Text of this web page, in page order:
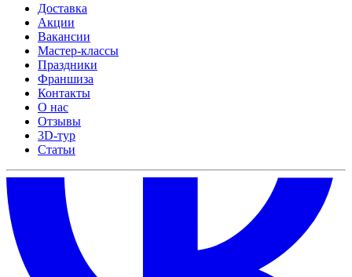
Доставка
Акции
Вакансии
Мастер-классы
Праздники
Франшиза
Контакты
О нас
Отзывы
3D-тур
Статьи